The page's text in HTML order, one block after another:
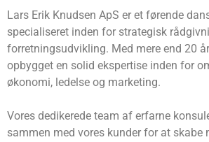
Lars Erik Knudsen ApS er et førende
specialiseret inden for strategisk
forretningsudvikling. Med mere end 20
opbygget en solid ekspertise inden for
økonomi, ledelse og marketing.
Vores dedikerede team af erfarne
sammen med vores kunder for at skabe